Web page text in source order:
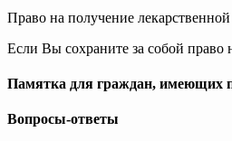
Право на получение
Если Вы сохраните за собой
Памятка для граждан, имеющих
Вопросы-ответы